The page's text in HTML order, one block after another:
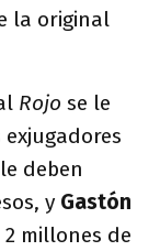
la original
Rojo se le
deben
y Gastón
millones de